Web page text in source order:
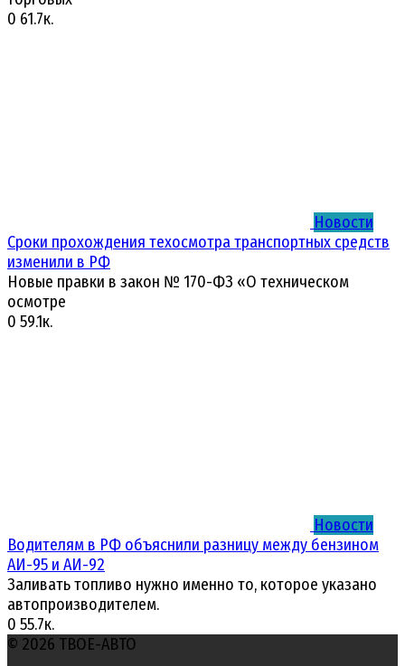
0 61.7к.
Новости
Сроки прохождения техосмотра транспортных средств
изменили в РФ
Новые правки в закон № 170-ФЗ «О техническом
осмотре
0 59.1к.
Новости
Водителям в РФ объяснили разницу между бензином
АИ-95 и АИ-92
Заливать топливо нужно именно то, которое указано
автопроизводителем.
0 55.7к.
© 2026 ТВОЕ-АВТО